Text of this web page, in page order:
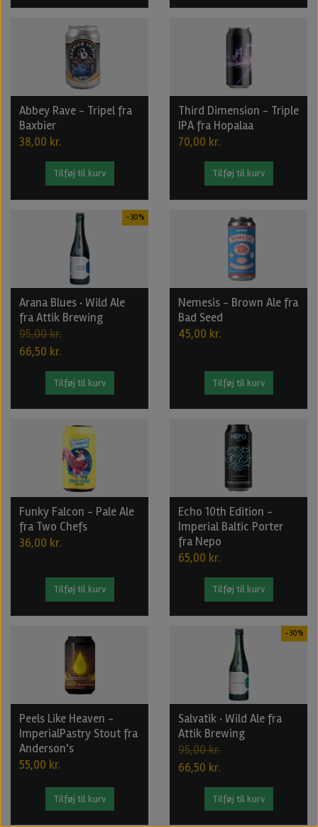
Abbey Rave - Tripel fra
Baxbier
38,00 kr.
Tilføj til kurv
Third Dimension - Triple
IPA fra Hopalaa
70,00 kr.
Tilføj til kurv
-30%
Arana Blues · Wild Ale
fra Attik Brewing
95,00 kr.
66,50 kr.
Tilføj til kurv
Nemesis - Brown Ale fra
Bad Seed
45,00 kr.
Tilføj til kurv
Funky Falcon - Pale Ale
fra Two Chefs
36,00 kr.
Tilføj til kurv
Echo 10th Edition -
Imperial Baltic Porter
fra Nepo
65,00 kr.
Tilføj til kurv
Peels Like Heaven -
ImperialPastry Stout fra
Anderson's
55,00 kr.
Tilføj til kurv
-30%
Salvatik · Wild Ale fra
Attik Brewing
95,00 kr.
66,50 kr.
Tilføj til kurv